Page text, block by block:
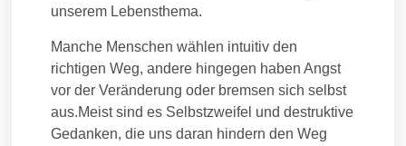
unserem Lebensthema.
Manche Menschen wählen intuitiv den
richtigen Weg, andere hingegen haben Angst
vor der Veränderung oder bremsen sich selbst
aus.Meist sind es Selbstzweifel und destruktive
Gedanken, die uns daran hindern den Weg